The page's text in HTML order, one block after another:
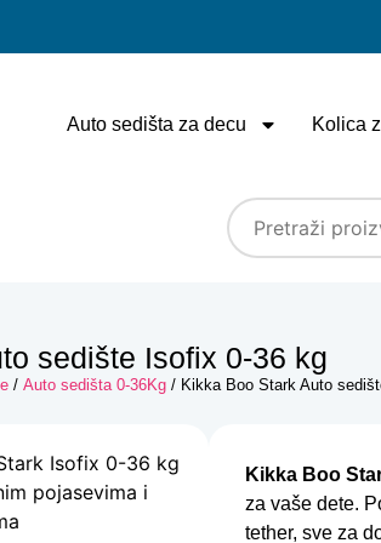
Auto sedišta za decu Kolica
sedište Isofix 0-36 kg
/ Auto sedišta 0-36Kg / Kikka Boo Stark Auto
Kikka Boo
za vaše dete.
tether, sve za